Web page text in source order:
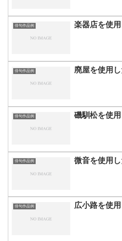
俳句作品例 楽器店を使
俳句作品例 廃屋を使用
俳句作品例 磯馴松を使
俳句作品例 微音を使用
俳句作品例 広小路を使